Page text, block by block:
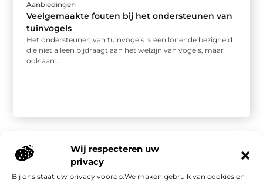
Wij respecteren uw
privacy
Bij ons staat uw privacy voorop.We maken gebruik van cookies en
Aanbiedingen
Veelgemaakte fouten bij het ondersteunen van
tuinvogels
Het ondersteunen van tuinvogels is een lonende bezigheid
die niet alleen bijdraagt aan het welzijn van vogels, maar
ook aan ...